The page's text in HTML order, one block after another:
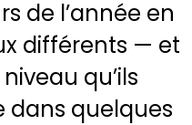
de l’année en
différents — et
qu’ils
dans quelques